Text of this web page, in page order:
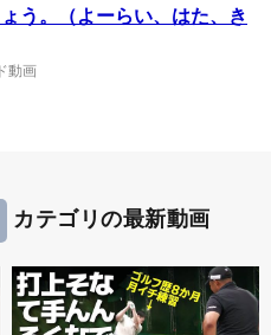
う。（よーらい、はた、き
動画
カテゴリの最新動画